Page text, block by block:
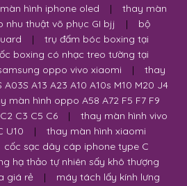
hình iphone oled |
thay màn
nhu thuật võ phục GI bjj |
bộ
|
trụ đấm bóc boxing tại
boxing có nhạc treo tường tại
oppo vivo xiaomi |
thay
A13 A23 A10 A10s M10 M20 J4
màn hình oppo A58 A72 F5 F7 F9
C3 C5 C6
|
thay màn hình vivo
U10
|
thay màn hình xiaomi
cốc sạc dây cáp iphone type C
hạ thảo tự nhiên sấy khô thượng
giá rẻ
|
máy tách lấy kính lưng